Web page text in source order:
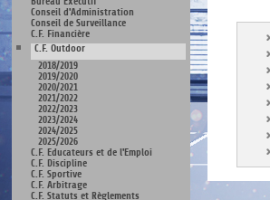
Conseil d'Administration
Conseil de Surveillance
C.F. Financière
C.F. Outdoor
2018/2019
2019/2020
2020/2021
2021/2022
2022/2023
2023/2024
2024/2025
2025/2026
C.F. Educateurs et de l'Emploi
C.F. Discipline
C.F. Sportive
C.F. Arbitrage
C.F. Statuts et Règlements